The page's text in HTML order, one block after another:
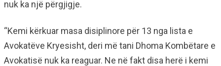
nuk ka një përgjigje.
“Kemi kërkuar masa disiplinore për 13 nga lista e
Avokatëve Kryesisht, deri më tani Dhoma Kombëtare e
Avokatisë nuk ka reaguar. Ne në fakt disa herë i kemi